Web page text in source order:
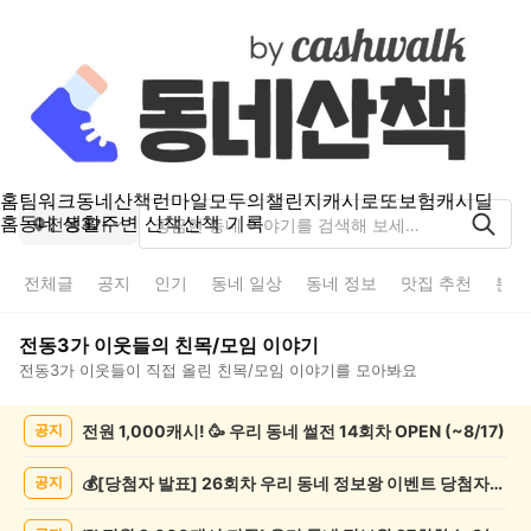
홈팀워크동네산책런마일모두의챌린지캐시로또보험캐시딜
홈동네 생활주변 산책산책 기록
전동3가
전체글 공지 인기 동네 일상 동네 정보 맛집 추천 분
전동3가이웃들의 친목/모임 이야기
전동3가 이웃들이 직접 올린 친목/모임 이야기를 모아봐요
공지 전원 1,000캐시! 🥳 우리 동네 썰전 14회차 OPEN (~8/17)
공지 💰[당첨자 발표] 26회차 우리 동네 정보왕 이벤트 당첨자를 발표합니다!